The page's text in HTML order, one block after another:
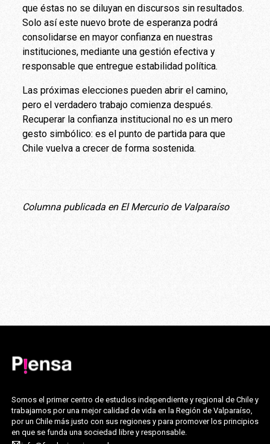
que éstas no se diluyan en discursos sin resultados.
Solo así este nuevo brote de esperanza podrá
consolidarse en mayor confianza en nuestras
instituciones, mediante una gestión efectiva y
responsable que entregue estabilidad política.
Las próximas elecciones pueden abrir el camino,
pero el verdadero trabajo comienza después.
Recuperar la confianza institucional no es un mero
gesto simbólico: es el punto de partida para que
Chile vuelva a crecer de forma sostenida.
Columna publicada en El Mercurio de Valparaíso
Somos el primer centro de estudios independiente y regional de Chile y
trabajamos por una mejor calidad de vida en la Región de Valparaíso,
por un Chile más justo con sus regiones y para promover los principios
en que se funda una sociedad libre y responsable.